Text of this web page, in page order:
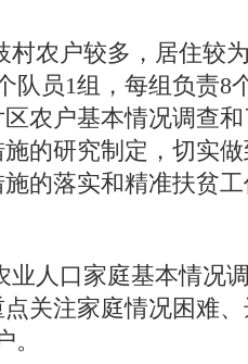
村农户较多，居住较
队员1组，每组负责8
农户基本情况调查
的研究制定，切实
的落实和精准扶贫
业人口家庭基本情况
关注家庭情况困难